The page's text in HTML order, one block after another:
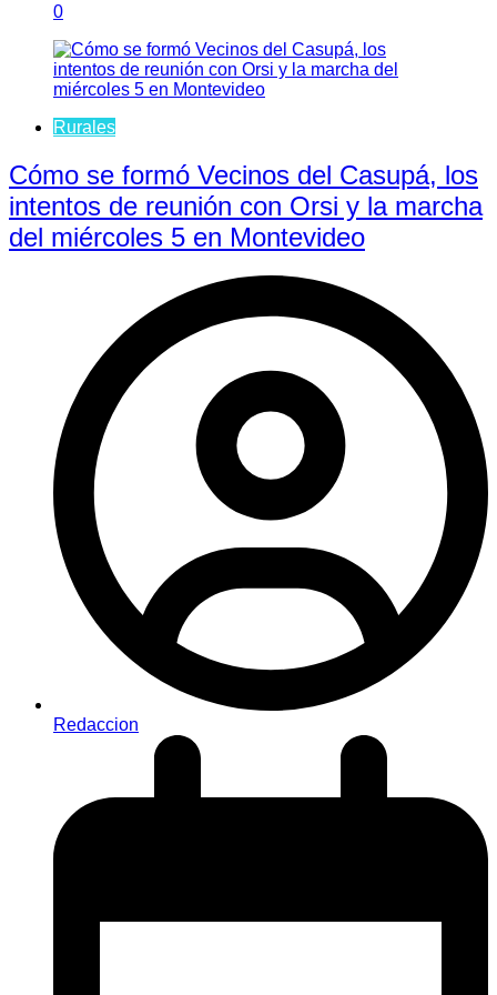
0
Rurales
Cómo se formó Vecinos del Casupá, los
intentos de reunión con Orsi y la marcha
del miércoles 5 en Montevideo
Redaccion